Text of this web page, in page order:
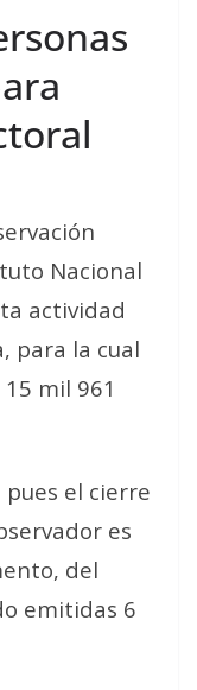
Nacional
actividad
para la cual
mil 961
el cierre
es
del
emitidas 6